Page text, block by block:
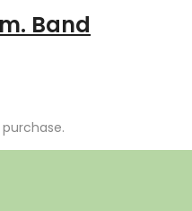
Band